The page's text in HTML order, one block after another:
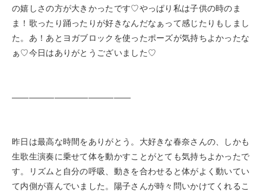
の嬉しさの方が大きかったです♡やっぱり私は子供の時のま
ま！歌ったり踊ったりが好きなんだなぁって感じたりもしまし
た。あ！あとヨガブロックを使ったポーズが気持ちよかったな
ぁ♡今日はありがとうございました♡
——————————————
昨日は最高な時間をありがとう。大好きな春奈さんの、しかも
生歌生演奏に乗せて体を動かすことがとても気持ちよかったで
す。リズムと自分の呼吸、動きを合わせると体がよく動いてい
て内側が喜んでいました。陽子さんが時々問いかけてくれるこ